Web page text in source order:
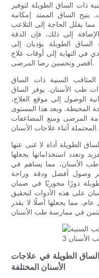
ذات الساق الطويلة لتوفير
يتيح الساق الممتد إمكانية
يقلل الحاجة إلى التلاعب
إلى ذلك، فإن الدقة
الساق الطويلة يؤديان إلى
في النهاية إلى أوقات علاج
أقصر وتحسين رضا المرضى.
المثاقب السنية ذات الساق
طب الأسنان. يوفر الساق
الوصول إلى موقع العلاج،
المحيطة. ويعد هذا المستوى
المرضى ومنع المضاعفات
المحتملة أثناء علاجات الأسنان.
الطويلة أداة لا غنى عنها
وتعدد استخداماتها يجعلها
الأسنان، مما يساهم في
وصول أفضل ودقة وراحة
دورًا محوريًا في ضمان
على هذه الأدوات لتحقيق
مما يجعلها أصلًا لا يقدر
الطويلة في علاجات
الأسنان المختلفة